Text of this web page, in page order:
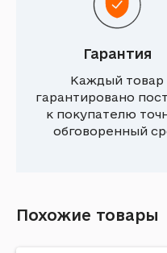
Гарантия
Каждый товар
гарантировано
к покупателю
обговоренный
Похожие товары